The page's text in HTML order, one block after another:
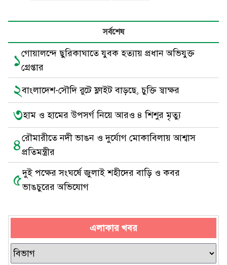
সর্বশেষ
১গোয়ালন্দে ছুরিকাঘাতে যুবক হত্যায় প্রধান অভিযুক্ত
গ্রেপ্তার
২বাংলাদেশ-সৌদি রুটে ফ্লাইট বাড়ছে, চুক্তি স্বাক্ষর
৩হাম ও হামের উপসর্গ নিয়ে আরও ৪ শিশুর মৃত্যু
৪রৌমারীতে নদী ভাঙন ও দুর্যোগ মোকাবিলায় আশ্বাস
প্রতিমন্ত্রীর
৫দুই পক্ষের সংঘর্ষে জুলাই শহীদের বাড়ি ও কবর
ভাঙচুরের অভিযোগ
এলাকার খবর